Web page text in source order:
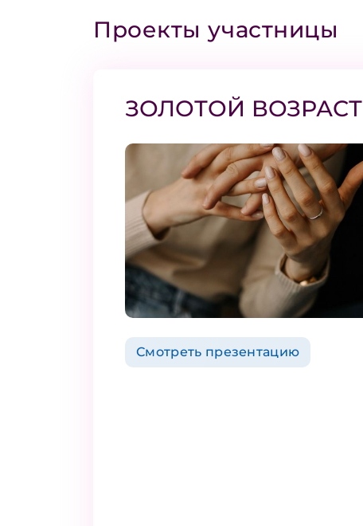
Проекты участницы
ЗОЛОТОЙ ВОЗРАСТ
Смотреть презентацию